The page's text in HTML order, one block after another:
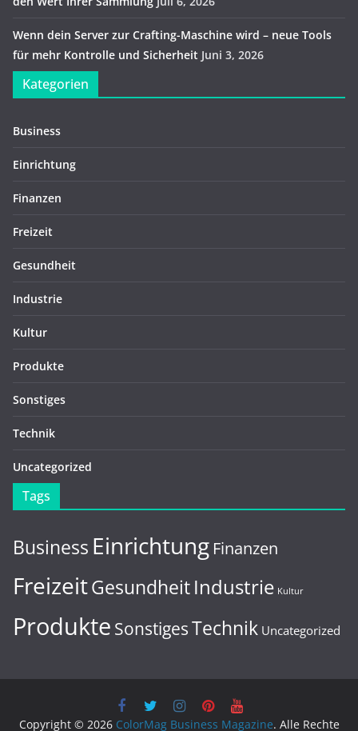
Wenn dein Server zur Crafting-Maschine wird – neue Tools
für mehr Kontrolle und Sicherheit Juni 3, 2026
Kategorien
Business
Einrichtung
Finanzen
Freizeit
Gesundheit
Industrie
Kultur
Produkte
Sonstiges
Technik
Uncategorized
Tags
Business Einrichtung Finanzen
FreizeitGesundheitIndustrie Kultur
Produkte SonstigesTechnik Uncategorized
Copyright © 2026 ColorMag Business Magazine. Alle Rechte